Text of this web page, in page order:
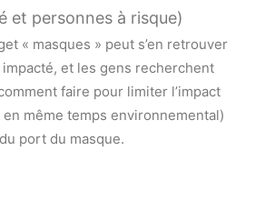
et personnes à risque)
« masques » peut s’en retrouver
et les gens recherchent
faire pour limiter l’impact
même temps environnemental)
du port du masque.